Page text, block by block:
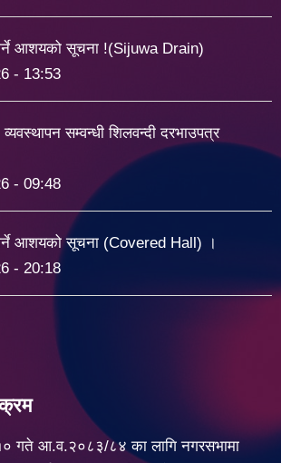
आशयको सूचना !(Sijuwa Drain)
- 13:53
सम्वन्धी शिलवन्दी दरभाउपत्र
- 09:48
आशयको सूचना (Covered Hall) ।
- 20:18
गते आ.व.२०८३/८४ का लागि नगरसभामा